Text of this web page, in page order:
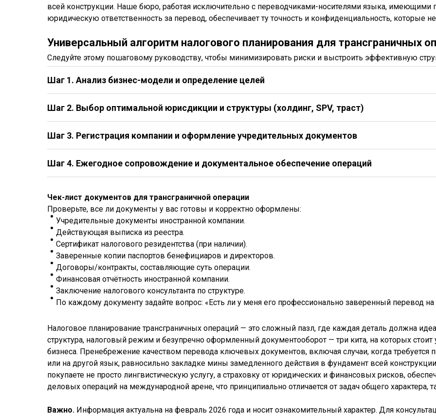
всей конструкции. Наше бюро, работая исключительно с переводчиками-носителями языка, имеющими
юридическую ответственность за перевод, обеспечивает ту точность и конфиденциальность, которые
Универсальный алгоритм налогового планирования для трансграничных
Следуйте этому пошаговому руководству, чтобы минимизировать риски и выстроить эффективную
Шаг 1. Анализ бизнес-модели и определение целей
Шаг 2. Выбор оптимальной юрисдикции и структуры (холдинг, SPV, траст)
Шаг 3. Регистрация компании и оформление учредительных документов
Шаг 4. Ежегодное сопровождение и документальное обеспечение операций
Чек-лист документов для трансграничной операции
Проверьте, все ли документы у вас готовы и корректно оформлены:
Учредительные документы иностранной компании.
Действующая выписка из реестра.
Сертификат налогового резидентства (при наличии).
Заверенные копии паспортов бенефициаров и директоров.
Договоры/контракты, составляющие суть операции.
Финансовая отчётность иностранной компании.
Заключение налогового консультанта по структуре.
По каждому документу задайте вопрос: «Есть ли у меня его профессионально заверенный перевод
Налоговое планирование трансграничных операций — это сложный пазл, где каждая деталь должна
структура, налоговый режим и безупречно оформленный документооборот — три кита, на которых
бизнеса. Пренебрежение качеством перевода ключевых документов, включая случаи, когда требуется
или на другой язык, равносильно закладке мины замедленного действия в фундамент всей
покупаете не просто лингвистическую услугу, а страховку от юридических и финансовых рисков,
деловых операций на международной арене, что принципиально отличается от задач общего характера,
Важно. Информация актуальна на февраль 2026 года и носит ознакомительный характер. Для